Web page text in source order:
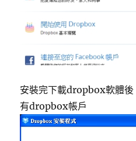
安裝完下載dropbox軟體後
有dropbox帳戶